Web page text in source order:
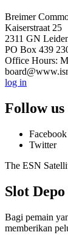
Breimer
Kaiserstraat 25
2311 GN
PO Box 439
Office Hours:
log in
Follow us
Facebook
Twitter
The ESN
Slot
Bagi pemain
memberikan